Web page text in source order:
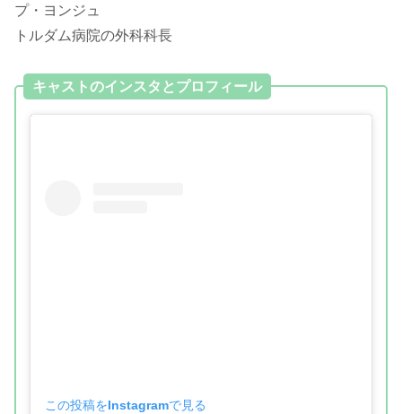
プ・ヨンジュ
トルダム病院の外科科長
キャストのインスタとプロフィール
この投稿をInstagramで見る